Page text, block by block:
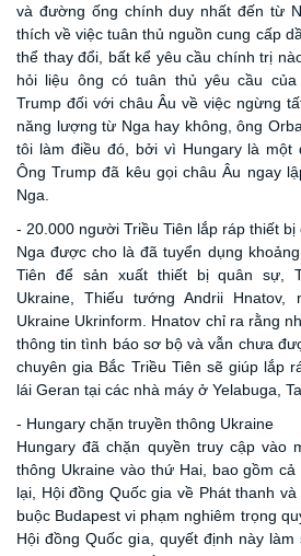
và đường ống chính duy nhất đến từ
thích về việc tuân thủ nguồn cung cấp
thể thay đổi, bất kể yêu cầu chính trị
hỏi liệu ông có tuân thủ yêu cầu của
Trump đối với châu Âu về việc ngừng
năng lượng từ Nga hay không, ông
tôi làm điều đó, bởi vì Hungary là một
Ông Trump đã kêu gọi châu Âu ngay
Nga.
- 20.000 người Triều Tiên lắp ráp thiết bị
Nga được cho là đã tuyển dụng
Tiên để sản xuất thiết bị quân sự,
Ukraine, Thiếu tướng Andrii
Ukraine Ukrinform. Hnatov chỉ ra rằng
thông tin tình báo sơ bộ và vẫn chưa
chuyên gia Bắc Triều Tiên sẽ giúp lắp
lái Geran tại các nhà máy ở Yelabuga,
- Hungary chặn truyền thông Ukraine
Hungary đã chặn quyền truy cập vào
thông Ukraine vào thứ Hai, bao gồm cả
lại, Hội đồng Quốc gia về Phát thanh
buộc Budapest vi phạm nghiêm trọng
Hội đồng Quốc gia, quyết định này